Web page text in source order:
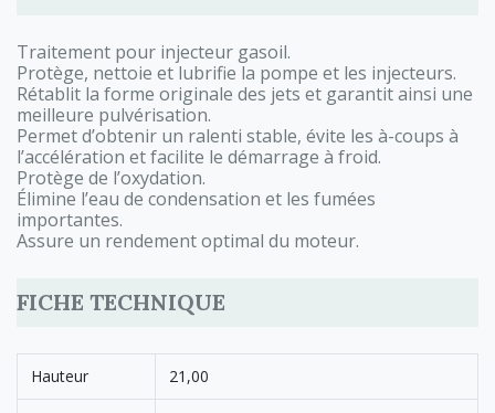
Traitement pour injecteur gasoil.
Protège, nettoie et lubrifie la pompe et les injecteurs.
Rétablit la forme originale des jets et garantit ainsi une
meilleure pulvérisation.
Permet d’obtenir un ralenti stable, évite les à-coups à
l’accélération et facilite le démarrage à froid.
Protège de l’oxydation.
Élimine l’eau de condensation et les fumées
importantes.
Assure un rendement optimal du moteur.
FICHE TECHNIQUE
Hauteur 21,00